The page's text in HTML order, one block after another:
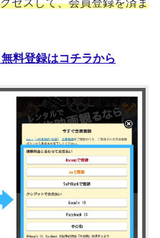
料登録はコチラから